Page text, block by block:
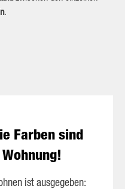
.
Farben sind
ist ausgegeben: